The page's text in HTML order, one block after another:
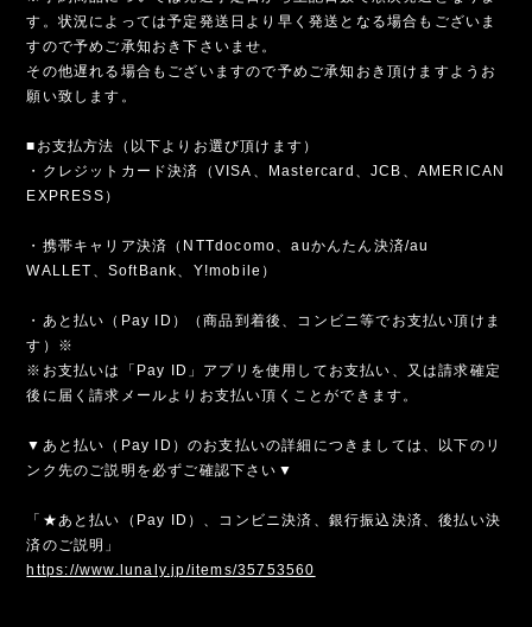
す。状況によっては予定発送日より早く発送となる場合もございま
すので予めご承知おき下さいませ。
その他遅れる場合もございますので予めご承知おき頂けますようお
願い致します。
■お支払方法（以下よりお選び頂けます）
・クレジットカード決済（VISA、Mastercard、JCB、AMERICAN
EXPRESS）
・携帯キャリア決済（NTTdocomo、auかんたん決済/au
WALLET、SoftBank、Y!mobile）
・あと払い（Pay ID）（商品到着後、コンビニ等でお支払い頂けま
す）※
※お支払いは「Pay ID」アプリを使用してお支払い、又は請求確定
後に届く請求メールよりお支払い頂くことができます。
▼あと払い（Pay ID）のお支払いの詳細につきましては、以下のリ
ンク先のご説明を必ずご確認下さい▼
「★あと払い（Pay ID）、コンビニ決済、銀行振込決済、後払い決
済のご説明」
https://www.lunaly.jp/items/35753560